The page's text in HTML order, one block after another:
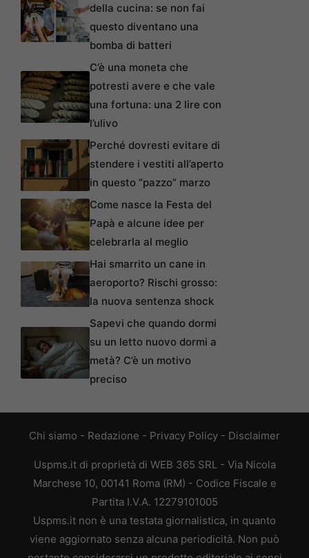
della cucina: se non fai
questo diventano una
bomba di batteri
C’è una moneta che
potresti avere e che vale
una fortuna: una 2 lire con
l’ulivo
Perché dovresti evitare di
stendere i vestiti all’aperto
in questo “pazzo” marzo
Come nasce la Festa del
Papà e alcune idee per
celebrarla al meglio
Hai smarrito un cane in
aeroporto? Rischi grosso:
la nuova sentenza shock
Sapevi che quando dormi
su un letto nuovo dormi a
metà? C’è un motivo
preciso
Chi siamo - Redazione - Privacy Policy - Disclaimer
Uspms.it di proprietà di WEB 365 SRL - Via Nicola
Marchese 10, 00141 Roma (RM) - Codice Fiscale e
Partita I.V.A. 12279101005
Uspms.it non è una testata giornalistica, in quanto
viene aggiornato senza alcuna periodicità. Non può